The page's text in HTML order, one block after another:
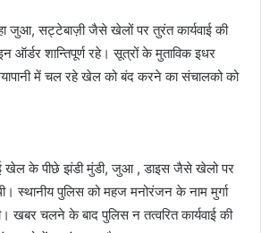
जुआ, सट्टेबाज़ी जैसे खेलों पर तुरंत कार्यवाई की
ऑर्डर शान्तिपूर्ण रहे। सूत्रों के मुताविक इधर
में चल रहे खेल को बंद करने का संचालको को
खेल के पीछे झंडी मुंडी, जुआ , डाइस जैसे खेलो पर
स्थानीय पुलिस को महज मनोरंजन के नाम मुर्गा
खबर चलने के बाद पुलिस न तत्वरित कार्यवाई की